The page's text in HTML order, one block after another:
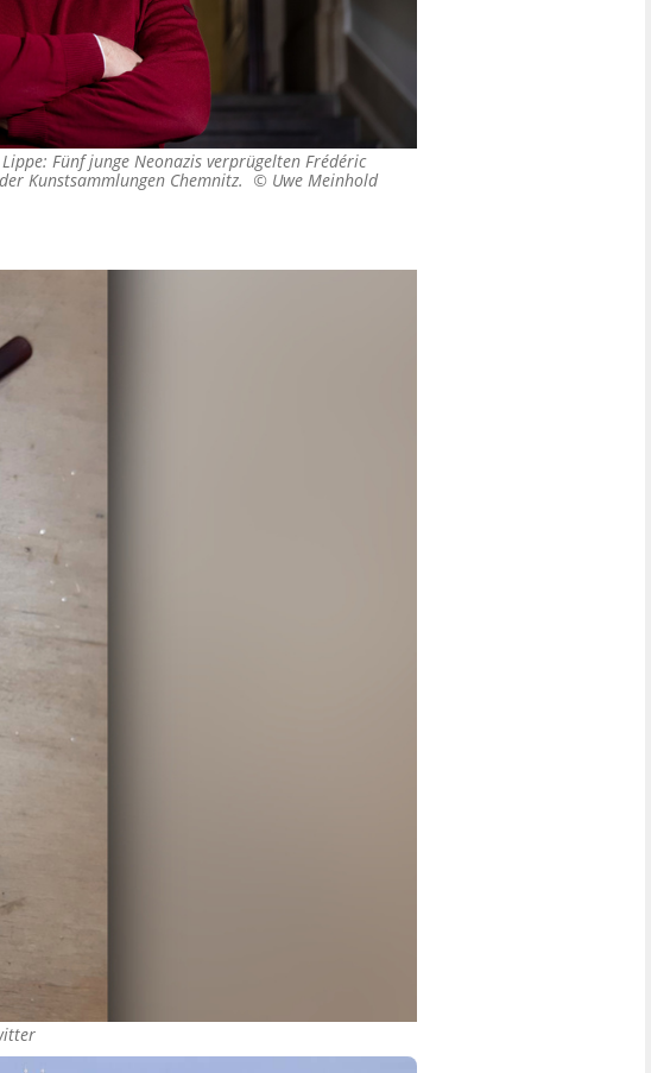
Fünf junge Neonazis verprügelten Frédéric
Kunstsammlungen Chemnitz. © Uwe Meinhold